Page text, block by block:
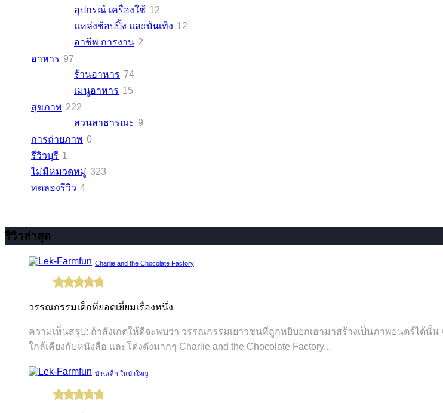
อุปกรณ์ เครื่องใช้ 12
แหล่งช้อปปิ้ง และบันเทิง 12
อาชีพ การงาน 2
อาหาร 97
ร้านอาหาร 74
เมนูอาหาร 15
สุขภาพ 222
สวนสาธารณะ 9
การถ่ายภาพ 0
รีวิวบุรี 1
ไม่มีหมวดหมู่ 323
ทดลองรีวิว 4
รีวิวล่าสุด
Charlie and the Chocolate Factory
วรรณกรรมเด็กที่ยอดเยี่ยมเรื่องหนึ่ง
ความเห็นสรุป: ถ้าสังเกตให้ดีจะพบว่า วรรณกรรมเยาวชนที่ถูกหยิบยกเอามาสร้างเป็นภาพยนตร์ได้
ใกล้เคียงกับหนังสือ และโด่งดังมากๆ Charlie and the Chocolate Factory...
บ้านเล็ก ในป่าใหญ่